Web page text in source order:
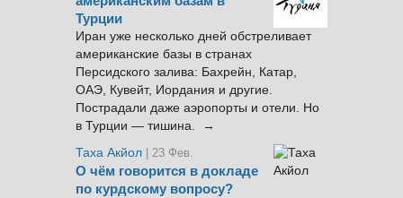
Турции
Иран уже несколько дней обстреливает
американские базы в странах
Персидского залива: Бахрейн, Катар,
ОАЭ, Кувейт, Иордания и другие.
Пострадали даже аэропорты и отели. Но
в Турции — тишина. →
Таха Акйол | 23 Фев.
О чём говорится в докладе
по курдскому вопросу?